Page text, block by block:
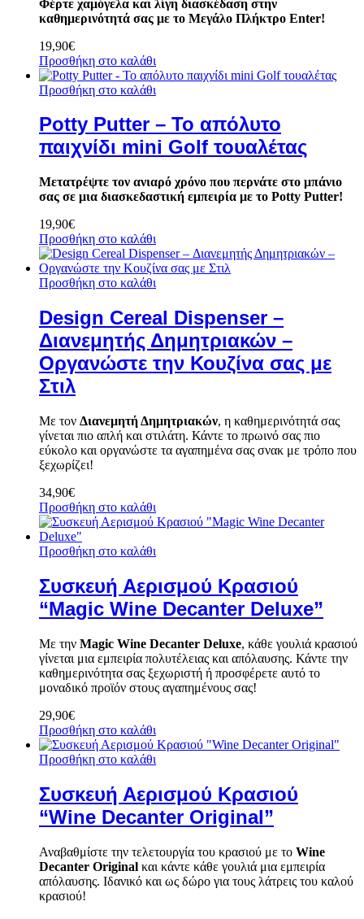
Φέρτε χαμόγελα και λίγη διασκέδαση στην
καθημερινότητά σας με το Μεγάλο Πλήκτρο Enter!
19,90€
Προσθήκη στο καλάθι
Προσθήκη στο καλάθι
Potty Putter – Το απόλυτο
παιχνίδι mini Golf τουαλέτας
Μετατρέψτε τον ανιαρό χρόνο που περνάτε στο μπάνιο
σας σε μια διασκεδαστική εμπειρία με το Potty Putter!
19,90€
Προσθήκη στο καλάθι
Προσθήκη στο καλάθι
Design Cereal Dispenser –
Διανεμητής Δημητριακών –
Οργανώστε την Κουζίνα σας με
Στιλ
Με τον Διανεμητή Δημητριακών, η καθημερινότητά σας
γίνεται πιο απλή και στιλάτη. Κάντε το πρωινό σας πιο
εύκολο και οργανώστε τα αγαπημένα σας σνακ με τρόπο που
ξεχωρίζει!
34,90€
Προσθήκη στο καλάθι
Προσθήκη στο καλάθι
Συσκευή Αερισμού Κρασιού
“Magic Wine Decanter Deluxe”
Με την Magic Wine Decanter Deluxe, κάθε γουλιά κρασιού
γίνεται μια εμπειρία πολυτέλειας και απόλαυσης. Κάντε την
καθημερινότητα σας ξεχωριστή ή προσφέρετε αυτό το
μοναδικό προϊόν στους αγαπημένους σας!
29,90€
Προσθήκη στο καλάθι
Προσθήκη στο καλάθι
Συσκευή Αερισμού Κρασιού
“Wine Decanter Original”
Αναβαθμίστε την τελετουργία του κρασιού με τo Wine
Decanter Original και κάντε κάθε γουλιά μια εμπειρία
απόλαυσης. Ιδανικό και ως δώρο για τους λάτρεις του καλού
κρασιού!